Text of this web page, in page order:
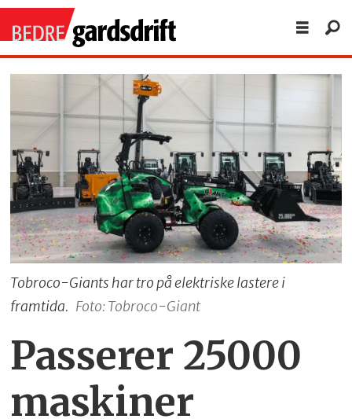
Tobroco-Giants har tro på elektriske lastere i
framtida. Foto: Tobroco-Giant
Passerer 25000
maskiner